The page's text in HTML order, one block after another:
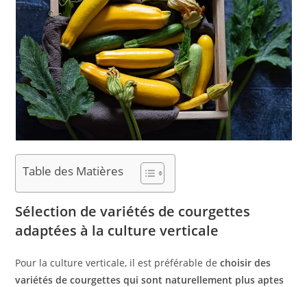
Table des Matières
Sélection de variétés de courgettes
adaptées à la culture verticale
Pour la culture verticale, il est préférable de choisir des
variétés de courgettes qui sont naturellement plus aptes